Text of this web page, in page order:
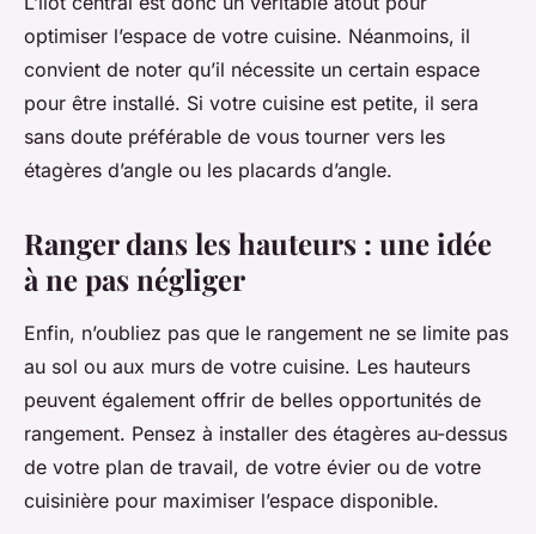
optimiser l’espace de votre cuisine. Néanmoins, il
convient de noter qu’il nécessite un certain espace
pour être installé. Si votre cuisine est petite, il sera
sans doute préférable de vous tourner vers les
étagères d’angle ou les placards d’angle.
Ranger dans les hauteurs : une idée
à ne pas négliger
Enfin, n’oubliez pas que le rangement ne se limite pas
au sol ou aux murs de votre cuisine. Les hauteurs
peuvent également offrir de belles opportunités de
rangement. Pensez à installer des étagères au-dessus
de votre plan de travail, de votre évier ou de votre
cuisinière pour maximiser l’espace disponible.